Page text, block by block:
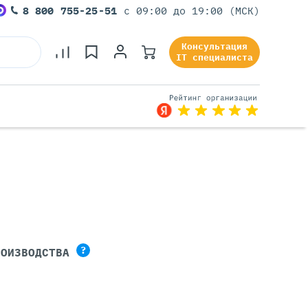
Серверы Для Видеонаблюдения
Серверы Для ИИ
8 800 755-25-51 с 09:00 до 19:00 (МСК)
Консультация
IT специалиста
?